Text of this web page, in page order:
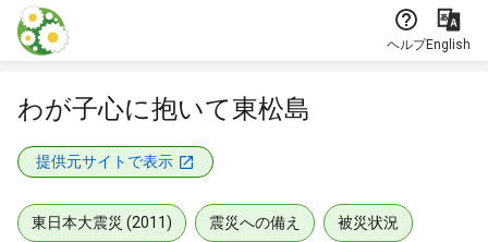
本文に飛ぶ
ヘルプEnglish
わが子心に抱いて東松島
提供元サイトで表示
東日本大震災 (2011) 震災への備え 被災状況